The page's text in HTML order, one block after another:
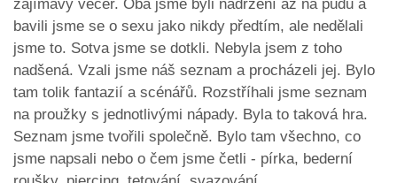
zajímavý večer. Oba jsme byli nadržení až na půdu a
bavili jsme se o sexu jako nikdy předtím, ale nedělali
jsme to. Sotva jsme se dotkli. Nebyla jsem z toho
nadšená. Vzali jsme náš seznam a procházeli jej. Bylo
tam tolik fantazií a scénářů. Rozstříhali jsme seznam
na proužky s jednotlivými nápady. Byla to taková hra.
Seznam jsme tvořili společně. Bylo tam všechno, co
jsme napsali nebo o čem jsme četli - pírka, bederní